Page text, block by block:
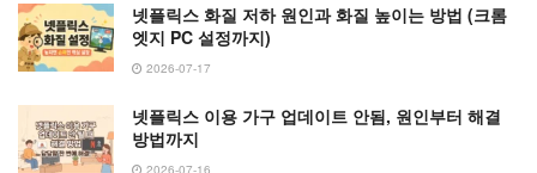
넷플릭스 화질 저하 원인과 화질 높이는 방법 (크롬
엣지 PC 설정까지)
2026-07-17
넷플릭스 이용 가구 업데이트 안됨, 원인부터 해결
방법까지
2026-07-16